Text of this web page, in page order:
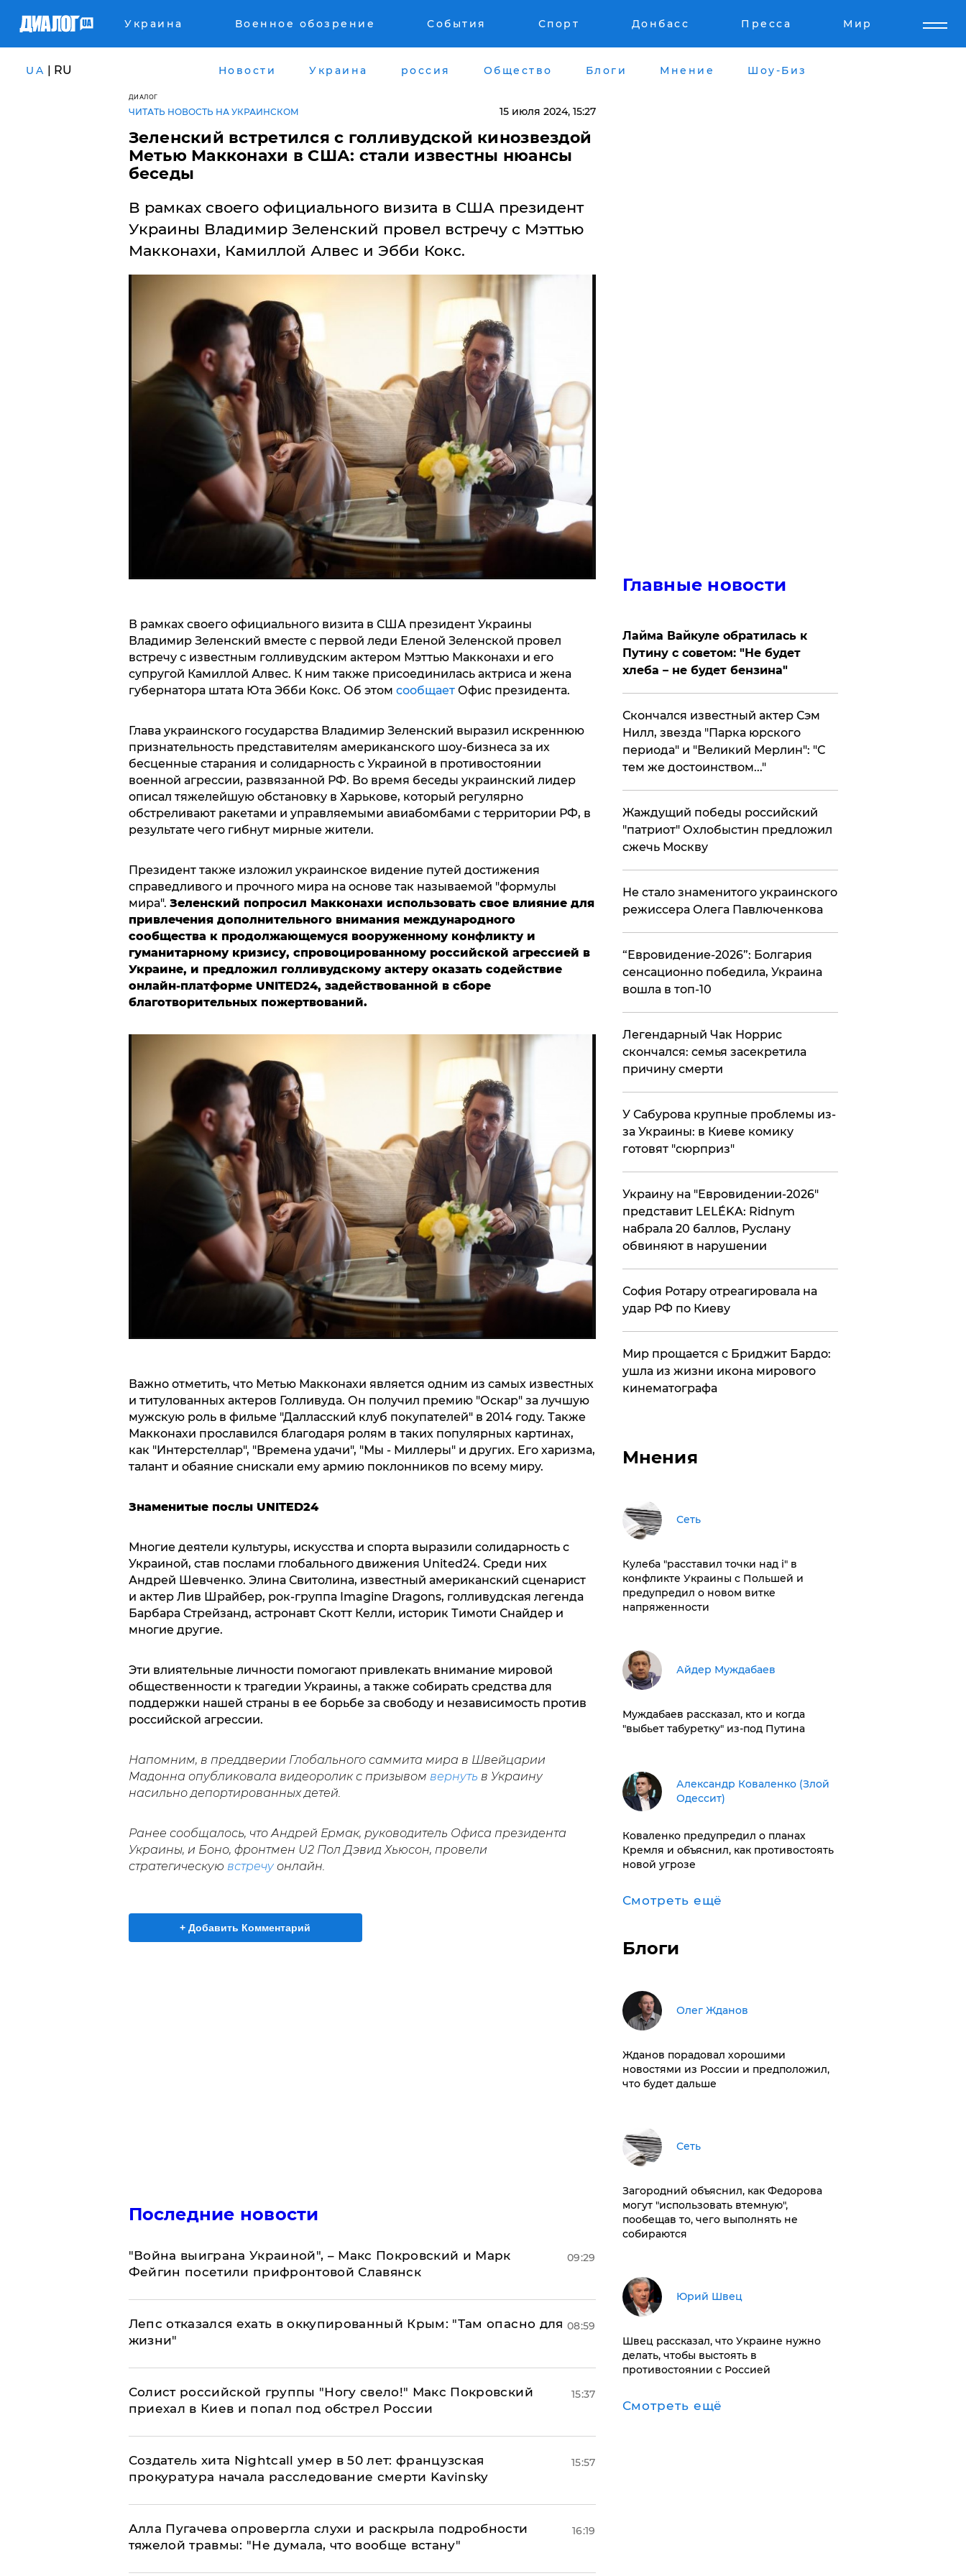
Украина Военное обозрение События Спорт Донбасс Пресса Мир
UA | RU Новости Украина россия Общество Блоги Мнение Шоу-Биз
ДИАЛОГ
ЧИТАТЬ НОВОСТЬ НА УКРАИНСКОМ 15 июля 2024, 15:27
Зеленский встретился с голливудской кинозвездой
Метью Макконахи в США: стали известны нюансы
беседы
В рамках своего официального визита в США президент
Украины Владимир Зеленский провел встречу с Мэттью
Макконахи, Камиллой Алвес и Эбби Кокс.
В рамках своего официального визита в США президент Украины
Владимир Зеленский вместе с первой леди Еленой Зеленской провел
встречу с известным голливудским актером Мэттью Макконахи и его
супругой Камиллой Алвес. К ним также присоединилась актриса и жена
губернатора штата Юта Эбби Кокс. Об этом сообщаетОфис президента.
Глава украинского государства Владимир Зеленский выразил искреннюю
признательность представителям американского шоу-бизнеса за их
бесценные старания и солидарность с Украиной в противостоянии
военной агрессии, развязанной РФ. Во время беседы украинский лидер
описал тяжелейшую обстановку в Харькове, который регулярно
обстреливают ракетами и управляемыми авиабомбами с территории РФ, в
результате чего гибнут мирные жители.
Президент также изложил украинское видение путей достижения
справедливого и прочного мира на основе так называемой "формулы
мира". Зеленский попросил Макконахи использовать свое влияние для
привлечения дополнительного внимания международного
сообщества к продолжающемуся вооруженному конфликту и
гуманитарному кризису, спровоцированному российской агрессией в
Украине, и предложил голливудскому актеру оказать содействие
онлайн-платформе UNITED24, задействованной в сборе
благотворительных пожертвований.
Важно отметить, что Метью Макконахи является одним из самых известных
и титулованных актеров Голливуда. Он получил премию "Оскар" за лучшую
мужскую роль в фильме "Далласский клуб покупателей" в 2014 году. Также
Макконахи прославился благодаря ролям в таких популярных картинах,
как "Интерстеллар", "Времена удачи", "Мы - Миллеры" и других. Его харизма,
талант и обаяние снискали ему армию поклонников по всему миру.
Знаменитые послы UNITED24
Многие деятели культуры, искусства и спорта выразили солидарность с
Украиной, став послами глобального движения United24. Среди них
Андрей Шевченко. Элина Свитолина, известный американский сценарист
и актер Лив Шрайбер, рок-группа Imagine Dragons, голливудская легенда
Барбара Стрейзанд, астронавт Скотт Келли, историк Тимоти Снайдер и
многие другие.
Эти влиятельные личности помогают привлекать внимание мировой
общественности к трагедии Украины, а также собирать средства для
поддержки нашей страны в ее борьбе за свободу и независимость против
российской агрессии.
Напомним, в преддверии Глобального саммита мира в Швейцарии
Мадонна опубликовала видеоролик с призывом вернуть в Украину
насильно депортированных детей.
Ранее сообщалось, что Андрей Ермак, руководитель Офиса президента
Украины, и Боно, фронтмен U2 Пол Дэвид Хьюсон, провели
стратегическую встречуонлайн.
+ Добавить Комментарий
Последние новости
"Война выиграна Украиной", – Макс Покровский и Марк
Фейгин посетили прифронтовой Славянск
09:29
Лепс отказался ехать в оккупированный Крым: "Там опасно для
жизни"
08:59
Солист российской группы "Ногу свело!" Макс Покровский
приехал в Киев и попал под обстрел России
15:37
Создатель хита Nightcall умер в 50 лет: французская
прокуратура начала расследование смерти Kavinsky
15:57
Алла Пугачева опровергла слухи и раскрыла подробности
тяжелой травмы: "Не думала, что вообще встану"
16:19
Главные новости
Лайма Вайкуле обратилась к
Путину с советом: "Не будет
хлеба – не будет бензина"
Скончался известный актер Сэм
Нилл, звезда "Парка юрского
периода" и "Великий Мерлин": "С
тем же достоинством..."
Жаждущий победы российский
"патриот" Охлобыстин предложил
сжечь Москву
Не стало знаменитого украинского
режиссера Олега Павлюченкова
​“Евровидение-2026”: Болгария
сенсационно победила, Украина
вошла в топ-10
​Легендарный Чак Норрис
скончался: семья засекретила
причину смерти
У Сабурова крупные проблемы из-
за Украины: в Киеве комику
готовят "сюрприз"
Украину на "Евровидении-2026"
представит LELÉKA: Ridnym
набрала 20 баллов, Руслану
обвиняют в нарушении
София Ротару отреагировала на
удар РФ по Киеву
Мир прощается с Бриджит Бардо:
ушла из жизни икона мирового
кинематографа
Мнения
Сеть
Кулеба "расставил точки над і" в
конфликте Украины с Польшей и
предупредил о новом витке
напряженности
Айдер Муждабаев
Муждабаев рассказал, кто и когда
"выбьет табуретку" из-под Путина
Александр Коваленко (Злой
Одессит)
Коваленко предупредил о планах
Кремля и объяснил, как противостоять
новой угрозе
Смотреть ещё
Блоги
Олег Жданов
Жданов порадовал хорошими
новостями из России и предположил,
что будет дальше
Сеть
Загородний объяснил, как Федорова
могут "использовать втемную",
пообещав то, чего выполнять не
собираются
Юрий Швец
Швец рассказал, что Украине нужно
делать, чтобы выстоять в
противостоянии с Россией
Смотреть ещё